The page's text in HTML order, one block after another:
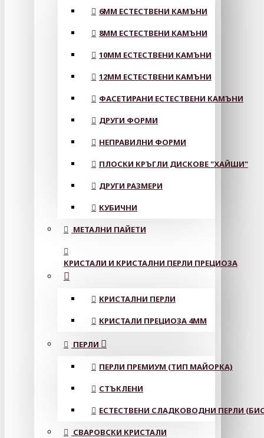
6MM ЕСТЕСТВЕНИ КАМЪНИ
8MM ЕСТЕСТВЕНИ КАМЪНИ
10MM ЕСТЕСТВЕНИ КАМЪНИ
12MM ЕСТЕСТВЕНИ КАМЪНИ
ФАСЕТИРАНИ ЕСТЕСТВЕНИ КАМЪНИ
ДРУГИ ФОРМИ
НЕПРАВИЛНИ ФОРМИ
ПЛОСКИ КРЪГЛИ ДИСКОВЕ "ХАЙШИ"
ДРУГИ РАЗМЕРИ
КУБИЧНИ
МЕТАЛНИ ПАЙЕТИ
КРИСТАЛИ И КРИСТАЛНИ ПЕРЛИ ПРЕЦИОЗА
КРИСТАЛНИ ПЕРЛИ
КРИСТАЛИ ПРЕЦИОЗА 4ММ
ПЕРЛИ
ПЕРЛИ ПРЕМИУМ (ТИП МАЙОРКА)
СТЪКЛЕНИ
ЕСТЕСТВЕНИ СЛАДКОВОДНИ ПЕРЛИ
СВАРОВСКИ КРИСТАЛИ